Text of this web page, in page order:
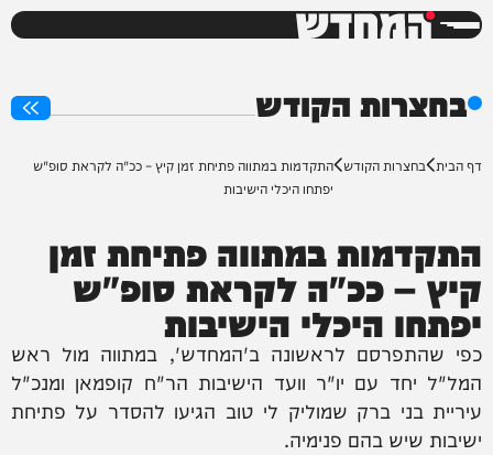
המחדש
בחצרות הקודש
דף הבית בחצרות הקודש התקדמות במתווה פתיחת זמן קיץ – ככ"ה לקראת סופ"ש
יפתחו היכלי הישיבות
התקדמות במתווה פתיחת זמן
קיץ – ככ"ה לקראת סופ"ש
יפתחו היכלי הישיבות
כפי שהתפרסם לראשונה ב'המחדש', במתווה מול ראש
המל"ל יחד עם יו"ר וועד הישיבות הר"ח קופמאן ומנכ"ל
עיריית בני ברק שמוליק לי טוב הגיעו להסדר על פתיחת
ישיבות שיש בהם פנימיה.